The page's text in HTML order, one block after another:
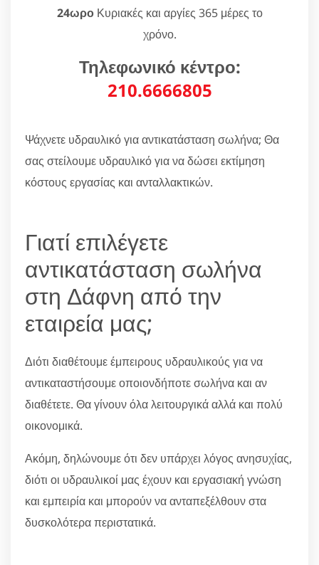
24ωροΚυριακές και αργίες 365 μέρες το
χρόνο.
Τηλεφωνικό κέντρο:
210.6666805
Ψάχνετε υδραυλικό για αντικατάσταση σωλήνα; Θα
σας στείλουμε υδραυλικό για να δώσει εκτίμηση
κόστους εργασίας και ανταλλακτικών.
Γιατί επιλέγετε
αντικατάσταση σωλήνα
στη Δάφνη από την
εταιρεία μας;
Διότι διαθέτουμε έμπειρους υδραυλικούς για να
αντικαταστήσουμε οποιονδήποτε σωλήνα και αν
διαθέτετε. Θα γίνουν όλα λειτουργικά αλλά και πολύ
οικονομικά.
Ακόμη, δηλώνουμε ότι δεν υπάρχει λόγος ανησυχίας,
διότι οι υδραυλικοί μας έχουν και εργασιακή γνώση
και εμπειρία και μπορούν να ανταπεξέλθουν στα
δυσκολότερα περιστατικά.